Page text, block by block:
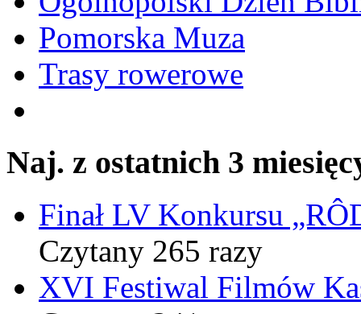
Pomorska Muza
Trasy rowerowe
Naj. z ostatnich 3
Finał LV Konkursu
Czytany 265 razy
XVI Festiwal Filmów